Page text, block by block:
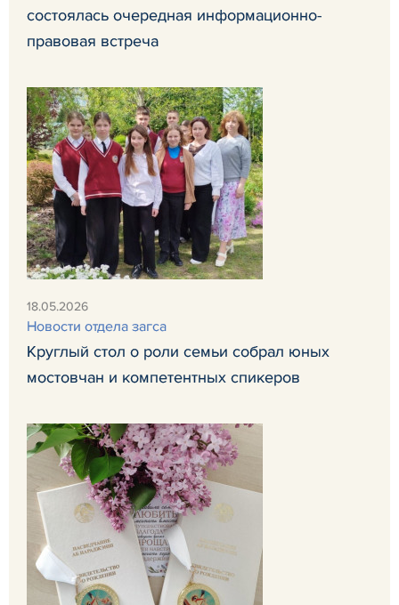
состоялась очередная информационно-
правовая встреча
18.05.2026
Новости отдела загса
Круглый стол о роли семьи собрал юных
мостовчан и компетентных спикеров